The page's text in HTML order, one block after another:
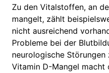
Zu den Vitalstoffen, an
mangelt, zählt
nicht ausreichend
Probleme bei der
neurologische Störungen
Vitamin D-Mangel